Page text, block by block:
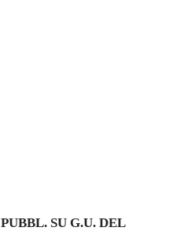
PUBBL. SU G.U. DEL